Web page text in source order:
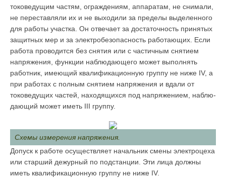
токоведущим частям, ограждениям, аппаратам, не снимали,
не переставляли их и не выходили за пределы выделенного
для работы участка. Он отвечает за достаточность принятых
защитных мер и за электробезопасность работа­ющих. Если
работа проводится без снятия или с частичным снятием
напряже­ния, функции наблюдающего может выполнять
работник, имеющий квали­фикационную группу не ниже IV, а
при работах с полным снятием напряже­ния и вдали от
токоведущих частей, находящихся под напряжением, наблю­
дающий может иметь III группу.
Схемы измерения напряжения.
Допуск к работе осуществляет начальник смены электроцеха
или старший дежурный по подстанции. Эти лица должны
иметь квалификационную группу не ниже IV.